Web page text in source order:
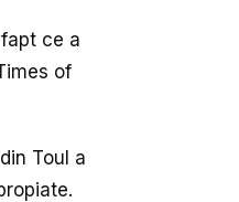
ce a
of
Toul a